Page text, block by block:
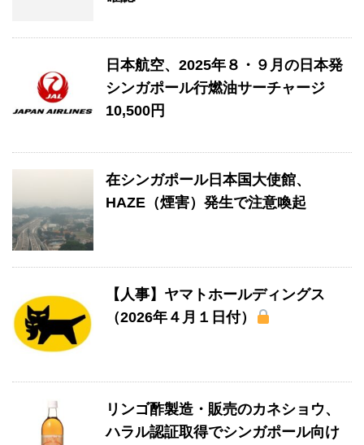
日本航空、2025年８・９月の日本発
シンガポール行燃油サーチャージ
10,500円
在シンガポール日本国大使館、
HAZE（煙害）発生で注意喚起
【人事】ヤマトホールディングス
（2026年４月１日付）
リンゴ酢製造・販売のカネショウ、
ハラル認証取得でシンガポール向け